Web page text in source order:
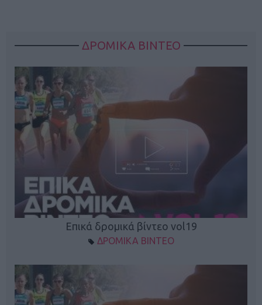
ΔΡΟΜΙΚΑ ΒΙΝΤΕΟ
Επικά δρομικά βίντεο vol19
ΔΡΟΜΙΚΑ ΒΙΝΤΕΟ